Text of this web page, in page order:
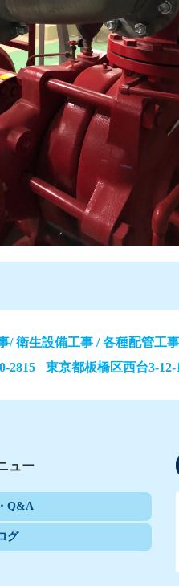
/ 衛生設備工事 / 各種配管工事
2815 東京都板橋区西台3-12-
ュー
Q&A
グ